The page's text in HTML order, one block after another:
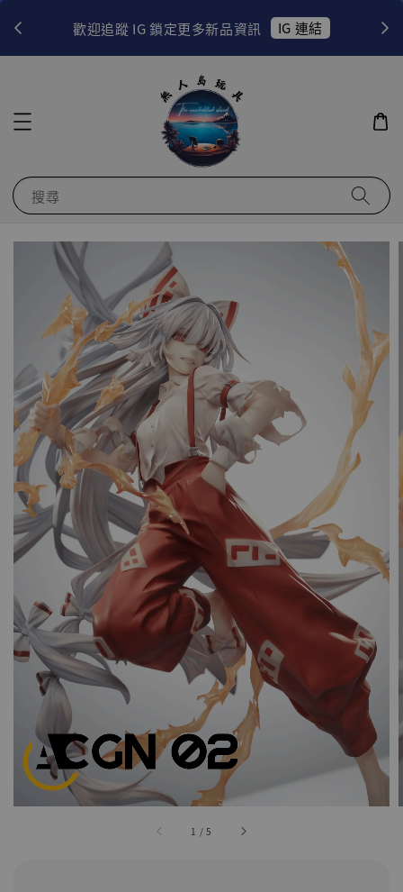
歡迎追蹤 IG 鎖定更多新品資訊 IG 連結
搜尋
1 /5